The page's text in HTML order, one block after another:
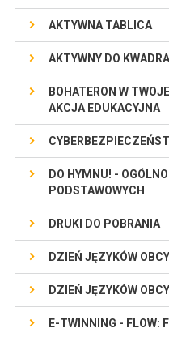
AKTYWNA TABLICA
AKTYWNY DO
BOHATERON W
AKCJA EDUKACYJNA
DO HYMNU! -
PODSTAWOWYCH
DRUKI DO POBRANIA
DZIEŃ JĘZYKÓW
DZIEŃ JĘZYKÓW
E-TWINNING - FLOW: